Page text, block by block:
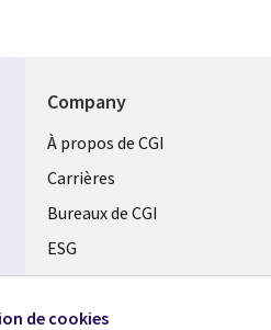
Company
Useful
links
CANADA
FR
À propos de CGI
Carrières
Bureaux de CGI
ESG
Alliances
de cookies